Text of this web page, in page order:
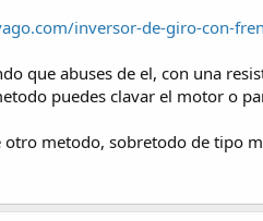
inversor-de-giro-con-
que abuses de el, con una
puedes clavar el motor o
metodo, sobretodo de tipo